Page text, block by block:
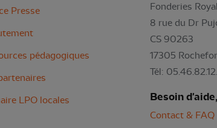
Presse
pédagogiques
LPO locales
Fonderies
8 rue du Dr
CS 90263
17305
Tél:
Besoin
Contact & FAQ